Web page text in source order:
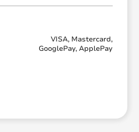
VISA, Mastercard,
GooglePay, ApplePay